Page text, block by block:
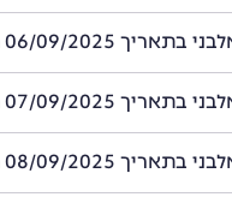
06/09/2025 הוא 0.0404
07/09/2025 הוא 0.0404
08/09/2025 הוא 0.0404